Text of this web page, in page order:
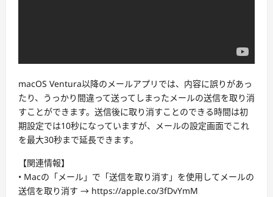
macOS Ventura以降のメールアプリでは、内容に誤りがあっ
たり、うっかり間違って送ってしまったメールの送信を取り消
すことができます。送信後に取り消すことのできる時間は初
期設定では10秒になっていますが、メールの設定画面でこれ
を最大30秒まで延長できます。
【関連情報】
• Macの「メール」で「送信を取り消す」を使用してメールの
送信を取り消す → https://apple.co/3fDvYmM